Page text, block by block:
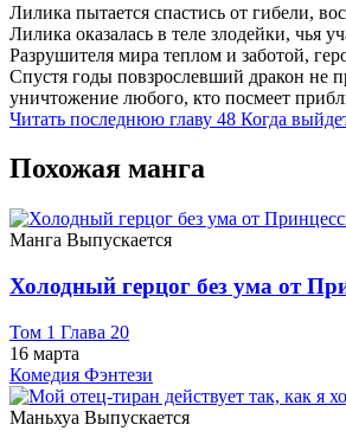
Лилика пытается спастись от гибели,
Лилика оказалась в теле злодейки, чья
Разрушителя мира теплом и заботой,
Спустя годы повзрослевший дракон не
уничтожение любого, кто посмеет
Читать последнюю главу 48 Когда
Похожая манга
Манга Выпускается
Холодный герцог без ума от
Том 1 Глава 20
16 марта
Комедия Фэнтези
Маньхуа Выпускается